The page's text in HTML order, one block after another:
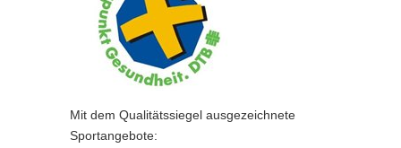
Mit dem Qualitätssiegel ausgezeichnete
Sportangebote: